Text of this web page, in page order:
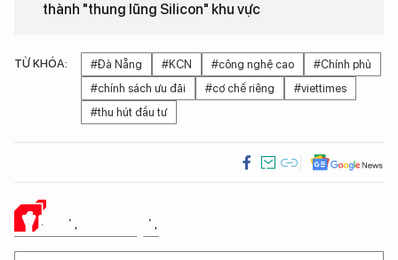
thành "thung lũng Silicon" khu vực
TỪ KHÓA: #Đà Nẵng #KCN #công nghệ cao
#Chính phủ
#chính sách ưu đãi
#cơ chế riêng
#viettimes
#thu hút đầu tư
Ý KIẾN CỦA BẠN